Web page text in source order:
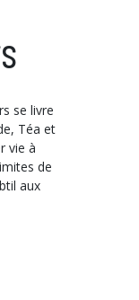
se livre
Téa et
de
aux